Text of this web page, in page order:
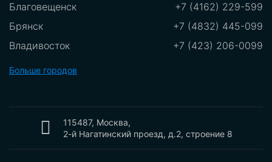
Благовещенск
+7 (4162) 229-599
Брянск
+7 (4832) 445-099
Владивосток
+7 (423) 206-0099
Владикавказ
Вологда
+7 (473) 212-2099
Больше городов
115487, Москва,
2-й Нагатинский проезд, д.2, строение 8